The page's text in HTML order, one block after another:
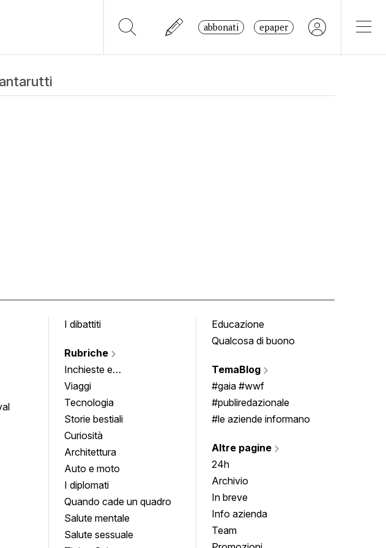
abbonati epaper
I dibattiti
Rubriche
Inchieste e
approfondimenti
Viaggi
Tecnologia
Storie bestiali
Curiosità
Architettura
Auto e moto
I diplomati
Quando cade un quadro
Salute mentale
Salute sessuale
Educazione
Qualcosa di buono
TemaBlog
#gaia #wwf
#publiredazionale
#le aziende informano
Altre pagine
24h
Archivio
In breve
Info azienda
Team